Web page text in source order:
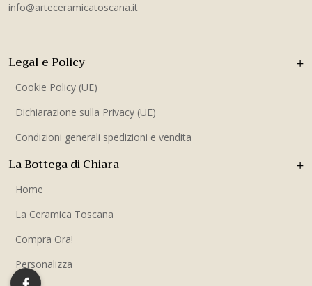
info@arteceramicatoscana.it
La Bottega di Chiara
Home
La Ceramica Toscana
Compra Ora!
Personalizza
Legal e Policy
Cookie Policy (UE)
Dichiarazione sulla Privacy (UE)
Condizioni generali spedizioni e vendita